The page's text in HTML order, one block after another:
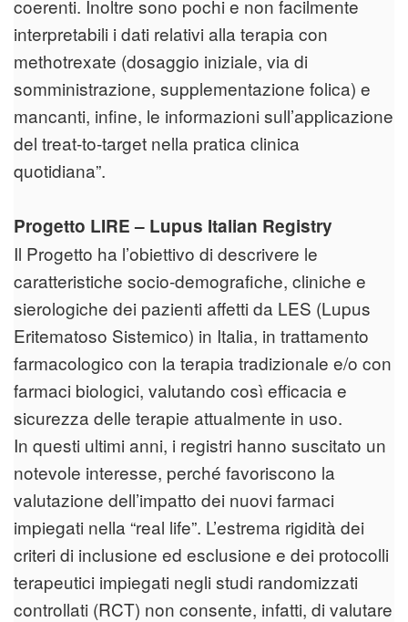
coerenti. Inoltre sono pochi e non facilmente
interpretabili i dati relativi alla terapia con
methotrexate (dosaggio iniziale, via di
somministrazione, supplementazione folica) e
mancanti, infine, le informazioni sull’applicazione
del treat-to-target nella pratica clinica
quotidiana”.
Progetto LIRE – Lupus Italian Registry
Il Progetto ha l’obiettivo di descrivere le
caratteristiche socio-demografiche, cliniche e
sierologiche dei pazienti affetti da LES (Lupus
Eritematoso Sistemico) in Italia, in trattamento
farmacologico con la terapia tradizionale e/o con
farmaci biologici, valutando così efficacia e
sicurezza delle terapie attualmente in uso.
In questi ultimi anni, i registri hanno suscitato un
notevole interesse, perché favoriscono la
valutazione dell’impatto dei nuovi farmaci
impiegati nella “real life”. L’estrema rigidità dei
criteri di inclusione ed esclusione e dei protocolli
terapeutici impiegati negli studi randomizzati
controllati (RCT) non consente, infatti, di valutare